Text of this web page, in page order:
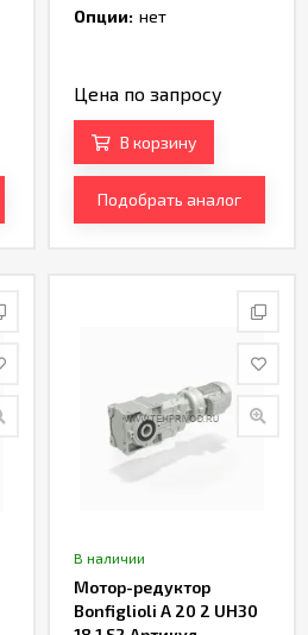
TH232970
Опции: нет
Цена по запросу
В корзину
Подобрать аналог
В наличии
Мотор-редуктор
Bonfiglioli A 20 2 UH30